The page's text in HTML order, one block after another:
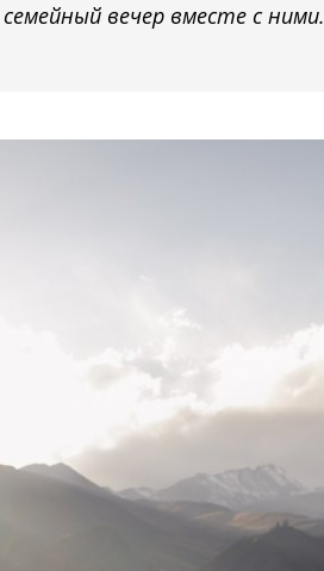
вечер вместе с ними.